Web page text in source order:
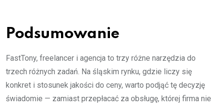
Podsumowanie
FastTony, freelancer i agencja to trzy różne narzędzia do
trzech różnych zadań. Na śląskim rynku, gdzie liczy się
konkret i stosunek jakości do ceny, warto podjąć tę decyzję
świadomie — zamiast przepłacać za obsługę, której firma nie